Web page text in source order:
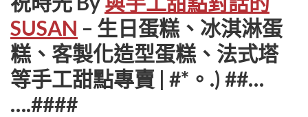
SUSAN – 生日蛋糕、冰淇淋蛋
糕、客製化造型蛋糕、法式塔
等手工甜點專賣 | #*。.) ##…
….####